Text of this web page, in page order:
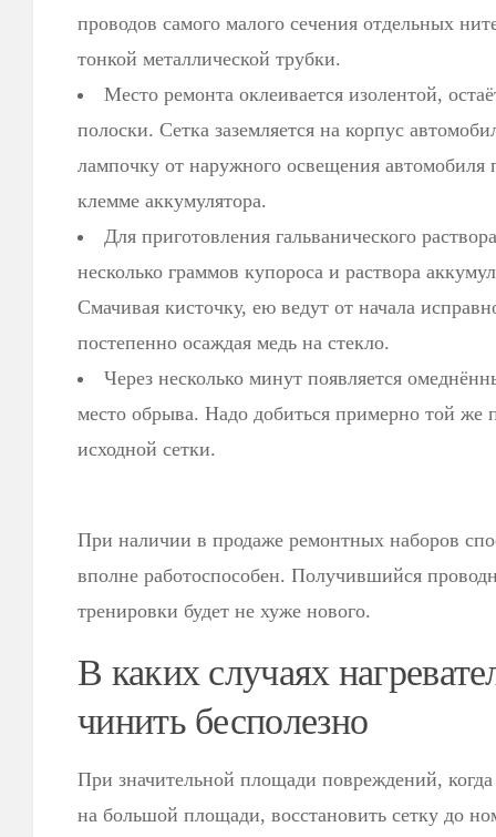
проводов самого малого сечения отдельных
тонкой металлической трубки.
Место ремонта оклеивается изолентой,
полоски. Сетка заземляется на корпус
лампочку от наружного освещения автомобиля
клемме аккумулятора.
Для приготовления гальванического
несколько граммов купороса и раствора
Смачивая кисточку, ею ведут от начала
постепенно осаждая медь на стекло.
Через несколько минут появляется
место обрыва. Надо добиться примерно той же
исходной сетки.
При наличии в продаже ремонтных наборов
вполне работоспособен. Получившийся
тренировки будет не хуже нового.
В каких случаях
чинить бесполезно
При значительной площади повреждений,
на большой площади, восстановить сетку до